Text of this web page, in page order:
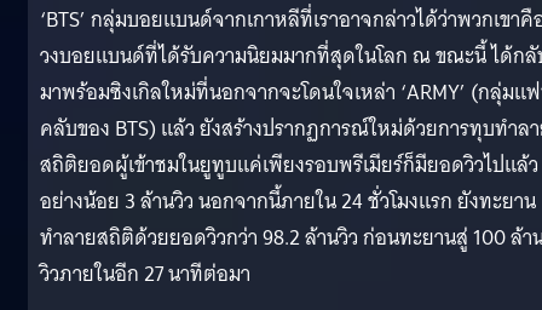
‘BTS’ กลุ่มบอยแบนด์จากเกาหลีที่เราอาจกล่าวได้ว่าพวกเขาคื
วงบอยแบนด์ที่ได้รับความนิยมมากที่สุดในโลก ณ ขณะนี้ ได้ก
มาพร้อมซิงเกิลใหม่ที่นอกจากจะโดนใจเหล่า ‘ARMY’ (กลุ่มแ
คลับของ BTS) แล้ว ยังสร้างปรากฏการณ์ใหม่ด้วยการทุบทำล
สถิติยอดผู้เข้าชมในยูทูบแค่เพียงรอบพรีเมียร์ก็มียอดวิวไปแล้ว
อย่างน้อย 3 ล้านวิว นอกจากนี้ภายใน 24 ชั่วโมงแรก ยังทะยาน
ทำลายสถิติด้วยยอดวิวกว่า 98.2 ล้านวิว ก่อนทะยานสู่ 100 ล้า
วิวภายในอีก 27 นาทีต่อมา